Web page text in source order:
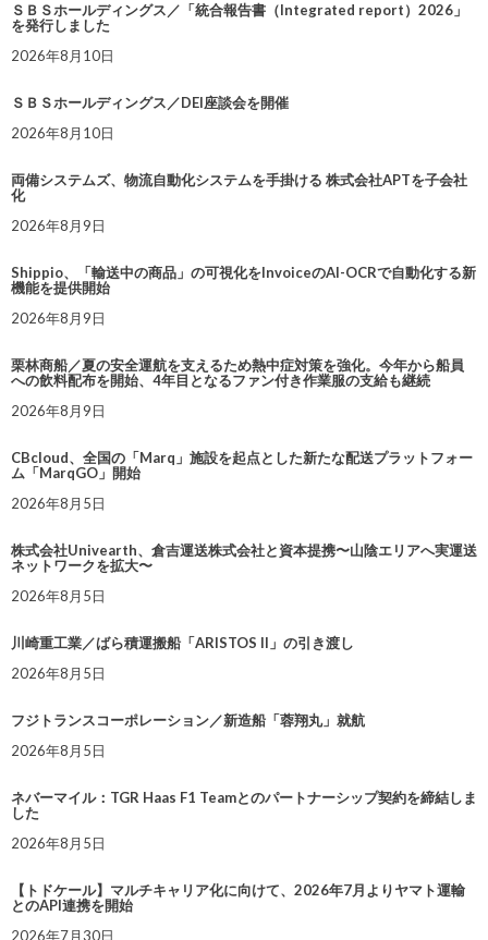
ＳＢＳホールディングス／「統合報告書（Integrated report）2026」
を発行しました
2026年8月10日
ＳＢＳホールディングス／DEI座談会を開催
2026年8月10日
両備システムズ、物流自動化システムを手掛ける 株式会社APTを子会社
化
2026年8月9日
Shippio、「輸送中の商品」の可視化をInvoiceのAI-OCRで自動化する新
機能を提供開始
2026年8月9日
栗林商船／夏の安全運航を支えるため熱中症対策を強化。今年から船員
への飲料配布を開始、4年目となるファン付き作業服の支給も継続
2026年8月9日
CBcloud、全国の「Marq」施設を起点とした新たな配送プラットフォー
ム「MarqGO」開始
2026年8月5日
株式会社Univearth、倉吉運送株式会社と資本提携〜山陰エリアへ実運送
ネットワークを拡大〜
2026年8月5日
川崎重工業／ばら積運搬船「ARISTOS II」の引き渡し
2026年8月5日
フジトランスコーポレーション／新造船「蓉翔丸」就航
2026年8月5日
ネバーマイル：TGR Haas F1 Teamとのパートナーシップ契約を締結しま
した
2026年8月5日
【トドケール】マルチキャリア化に向けて、2026年7月よりヤマト運輸
とのAPI連携を開始
2026年7月30日